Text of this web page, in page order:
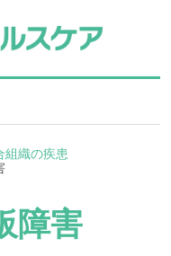
組織の疾患
障害